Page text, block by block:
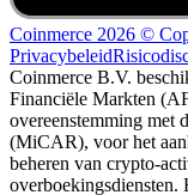
Coinmerce 2026 ©
Privacybeleid
Coinmerce B.V.
Financiële Markten
overeenstemming met
(MiCAR), voor het
beheren van crypto-